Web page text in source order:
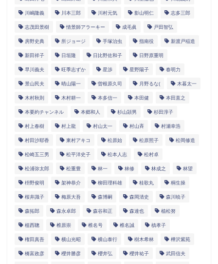
川嶋隆義 川本三郎 川村元気 影山明仁 志多三郎
志茂田景樹 情景師アラーキー 成毛眞 戸田智弘
房野史典 所ジョージ 手塚治虫 指南役 新渡戸稲造
新田祥子 日垣隆 日比野佐和子 日野原重明
早川義夫 旺季志ずか 星渉 星野陽子 春明力
景山民夫 晴山陽一 曽根原久司 月野るな( 木暮太一
木村秋則 木村耕一 本多信一 本田健 本田直之
本要約チャンネル 本郷和人 杉山頴男 杉田淳子
村上春樹 村上龍 村山太一 村山斉 村瀬幸浩
村田沙耶香 東村アキコ 松原始 松原照子 松岡修造
松崎五三男 松平洋史子 松本人志 松村卓
松浦弥太郎 松重豊 林一 林修 林成之 林望
枡野俊明 架神恭介 柳田理科雄 桂歌丸 桐生操
桜井識子 梅原大吾 森博嗣 森岡清史 森川暁子
森拓郎 森永卓郎 森谷和正 森達也 植松努
植西聰 椎原崇 椎名号 椎名誠 槙孝子
権田真吾 横山光昭 横山泰行 樹木希林 樺沢紫苑
橋富政彦 櫻井勝彦 櫻井弘 櫻井祐子 武田信夫